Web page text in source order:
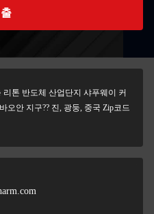
리톤 반도체 산업단지 샤푸웨이 커
오안 지구?? 진, 광둥, 중국 Zip코드